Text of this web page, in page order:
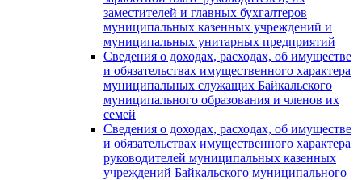
заместителей и главных бухгалтеров
муниципальных казенных учреждений и
муниципальных унитарных предприятий
Сведения о доходах, расходах, об имуществе
и обязательствах имущественного характера
муниципальных служащих Байкальского
муниципального образования и членов их
семей
Сведения о доходах, расходах, об имуществе
и обязательствах имущественного характера
руководителей муниципальных казенных
учреждений Байкальского муниципального